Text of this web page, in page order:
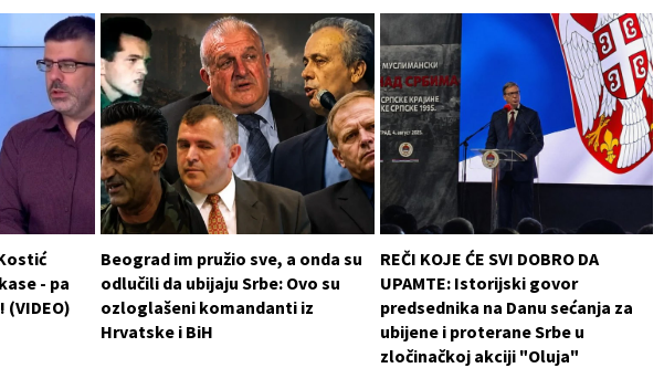
- pa
Beograd im pružio sve, a onda su
odlučili da ubijaju Srbe: Ovo su
ozloglašeni komandanti iz
Hrvatske i BiH
REČI KOJE ĆE SVI DOBRO DA
UPAMTE: Istorijski govor
predsednika na Danu sećanja za
ubijene i proterane Srbe u
zločinačkoj akciji "Oluja"